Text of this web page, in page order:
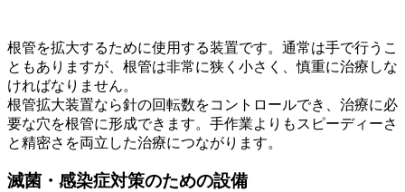
根管を拡大するために使用する装置です。通常は手で行うこ
ともありますが、根管は非常に狭く小さく、慎重に治療しな
ければなりません。
根管拡大装置なら針の回転数をコントロールでき、治療に必
要な穴を根管に形成できます。手作業よりもスピーディーさ
と精密さを両立した治療につながります。
滅菌・感染症対策のための設備